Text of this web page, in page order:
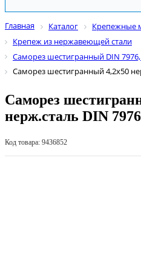
Главная Каталог
Крепежные
Крепеж из нержавеющей стали
Саморез шестигранный DIN
Саморез шестигранный 4,2х50
Саморез
нерж.сталь DIN
Код товара: 9436852